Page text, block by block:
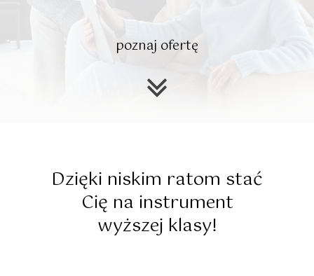
Dzięki niskim ratom stać
Cię na instrument
wyższej klasy!
poznaj ofertę